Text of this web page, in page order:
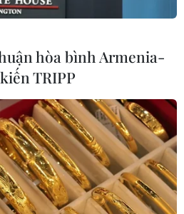
hòa bình Armenia-
TRIPP